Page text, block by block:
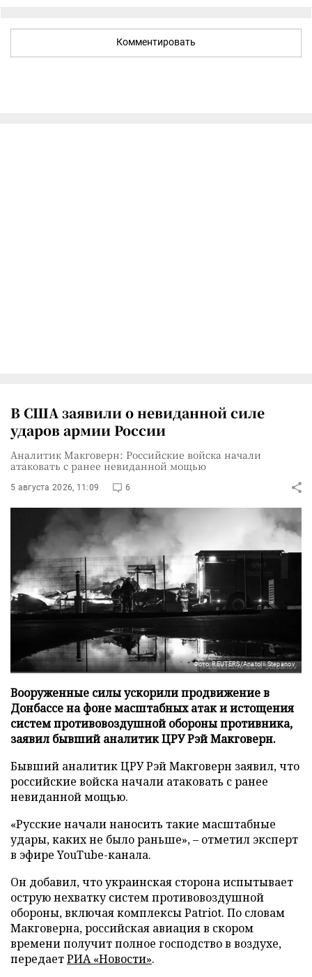
Комментировать
В США заявили о невиданной силе
ударов армии России
Аналитик Макговерн: Российские войска начали
атаковать с ранее невиданной мощью
5 августа 2026, 11:09 6
Фото: REUTERS/Anatolii Stepanov
Вооруженные силы ускорили продвижение в
Донбассе на фоне масштабных атак и истощения
систем противовоздушной обороны противника,
заявил бывший аналитик ЦРУ Рэй Макговерн.
Бывший аналитик ЦРУ Рэй Макговерн заявил, что
российские войска начали атаковать с ранее
невиданной мощью.
«Русские начали наносить такие масштабные
удары, каких не было раньше», – отметил эксперт
в эфире YouTube-канала.
Он добавил, что украинская сторона испытывает
острую нехватку систем противовоздушной
обороны, включая комплексы Patriot. По словам
Макговерна, российская авиация в скором
времени получит полное господство в воздухе,
передаетРИА «Новости».